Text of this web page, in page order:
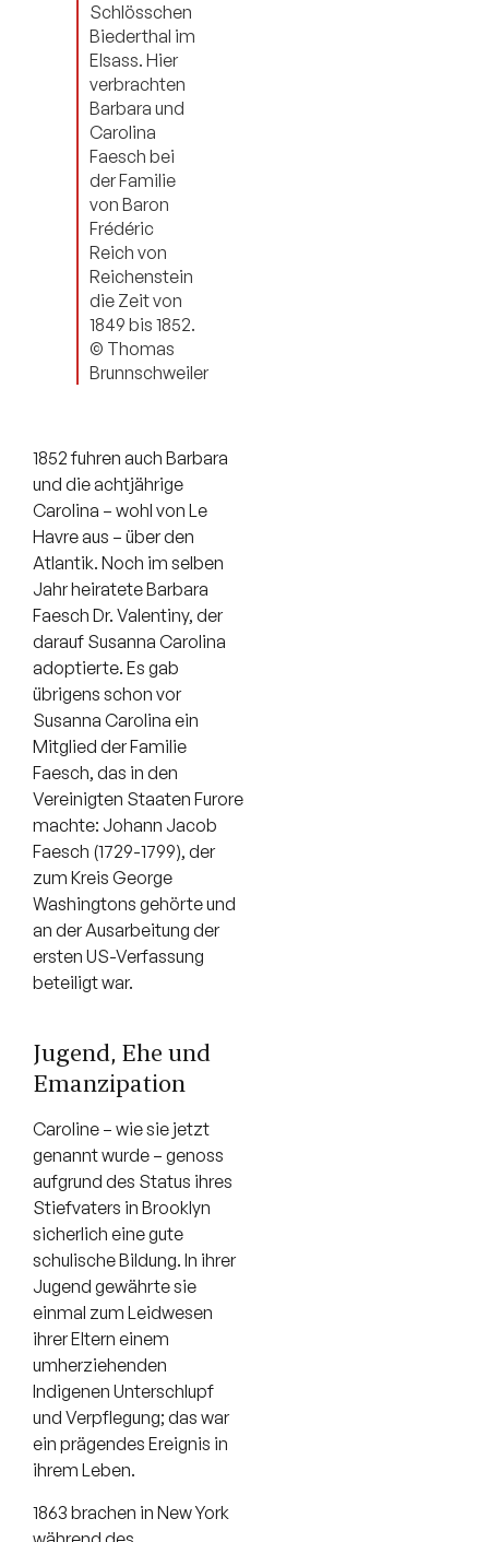
Schlösschen
Biederthal im
Elsass. Hier
verbrachten
Barbara und
Carolina
Faesch bei
der Familie
von Baron
Frédéric
Reich von
Reichenstein
die Zeit von
1849 bis 1852.
© Thomas
Brunnschweiler
1852 fuhren auch Barbara
und die achtjährige
Carolina – wohl von Le
Havre aus – über den
Atlantik. Noch im selben
Jahr heiratete Barbara
Faesch Dr. Valentiny, der
darauf Susanna Carolina
adoptierte. Es gab
übrigens schon vor
Susanna Carolina ein
Mitglied der Familie
Faesch, das in den
Vereinigten Staaten Furore
machte: Johann Jacob
Faesch (1729-1799), der
zum Kreis George
Washingtons gehörte und
an der Ausarbeitung der
ersten US-Verfassung
beteiligt war.
Jugend, Ehe und
Emanzipation
Caroline – wie sie jetzt
genannt wurde – genoss
aufgrund des Status ihres
Stiefvaters in Brooklyn
sicherlich eine gute
schulische Bildung. In ihrer
Jugend gewährte sie
einmal zum Leidwesen
ihrer Eltern einem
umherziehenden
Indigenen Unterschlupf
und Verpflegung; das war
ein prägendes Ereignis in
ihrem Leben.
1863 brachen in New York